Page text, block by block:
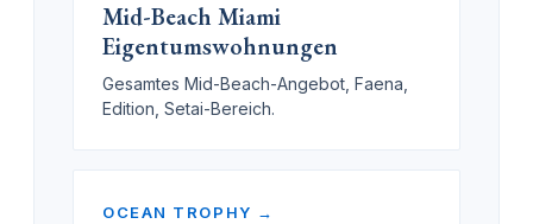
Mid-Beach Miami
Eigentumswohnungen
Gesamtes Mid-Beach-Angebot, Faena,
Edition, Setai-Bereich.
OCEAN TROPHY →